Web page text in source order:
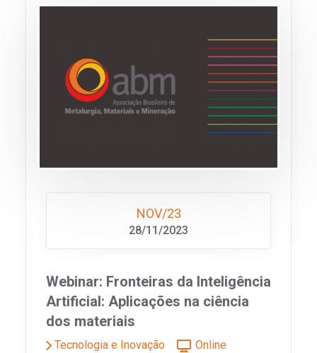
NOV/23
28/11/2023
Webinar: Fronteiras da Inteligência
Artificial: Aplicações na ciência
dos materiais
Tecnologia e Inovação Online